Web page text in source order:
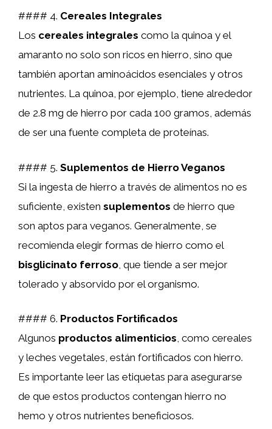
#### 4. Cereales Integrales
Los cereales integrales como la quinoa y el
amaranto no solo son ricos en hierro, sino que
también aportan aminoácidos esenciales y otros
nutrientes. La quinoa, por ejemplo, tiene alrededor
de 2.8 mg de hierro por cada 100 gramos, además
de ser una fuente completa de proteínas.
#### 5. Suplementos de Hierro Veganos
Si la ingesta de hierro a través de alimentos no es
suficiente, existen suplementos de hierro que
son aptos para veganos. Generalmente, se
recomienda elegir formas de hierro como el
bisglicinato ferroso , que tiende a ser mejor
tolerado y absorvido por el organismo.
#### 6. Productos Fortificados
Algunos productos alimenticios, como cereales
y leches vegetales, están fortificados con hierro.
Es importante leer las etiquetas para asegurarse
de que estos productos contengan hierro no
hemo y otros nutrientes beneficiosos.